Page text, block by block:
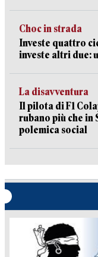
Choc in strada
Investe quattro
investe altri due:
La disavventura
Il pilota di F1
rubano più che in
polemica social